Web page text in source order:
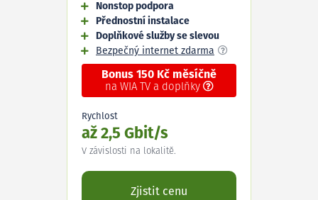
Nonstop podpora
Přednostní instalace
Doplňkové služby se slevou
Bezpečný internet zdarma
Bonus 150 Kč měsíčně
na WIA TV a doplňky
Rychlost
až 2,5 Gbit/s
V závislosti na lokalitě.
Zjistit cenu